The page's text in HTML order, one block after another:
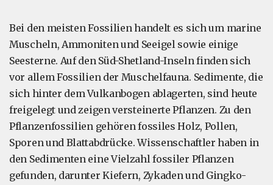
Bei den meisten Fossilien handelt es sich um marine
Muscheln, Ammoniten und Seeigel sowie einige
Seesterne. Auf den Süd-Shetland-Inseln finden sich
vor allem Fossilien der Muschelfauna. Sedimente, die
sich hinter dem Vulkanbogen ablagerten, sind heute
freigelegt und zeigen versteinerte Pflanzen. Zu den
Pflanzenfossilien gehören fossiles Holz, Pollen,
Sporen und Blattabdrücke. Wissenschaftler haben in
den Sedimenten eine Vielzahl fossiler Pflanzen
gefunden, darunter Kiefern, Zykaden und Gingko-